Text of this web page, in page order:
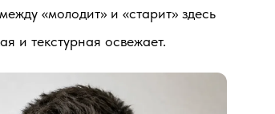
«молодит» и «старит» здесь
и текстурная освежает.